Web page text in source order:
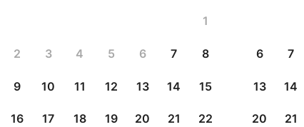
1
2 3 4 5 6 7 8
9 10 11 12 13 14 15
16 17 18 19 20 21 22
6 7
13 14
20 21